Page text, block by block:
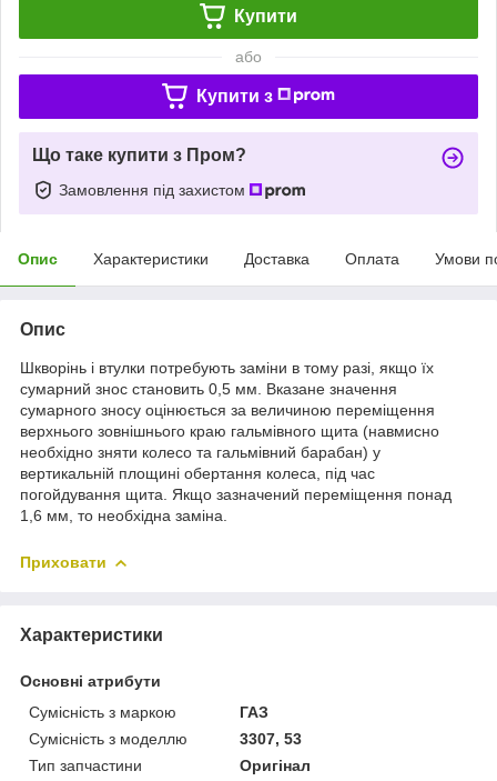
Купити
або
Купити з
Що таке купити з Пром?
Замовлення під захистом
Опис Характеристики Доставка Оплата Умови
Опис
Шкворінь і втулки потребують заміни в тому разі, якщо їх
сумарний знос становить 0,5 мм. Вказане значення
сумарного зносу оцінюється за величиною переміщення
верхнього зовнішнього краю гальмівного щита (навмисно
необхідно зняти колесо та гальмівний барабан) у
вертикальній площині обертання колеса, під час
погойдування щита. Якщо зазначений переміщення понад
1,6 мм, то необхідна заміна.
Приховати
Характеристики
Основні атрибути
Сумісність з маркою
ГАЗ
Сумісність з моделлю
3307, 53
Тип запчастини
Оригінал